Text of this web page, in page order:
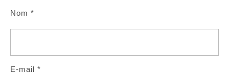
Nom *
E-mail *